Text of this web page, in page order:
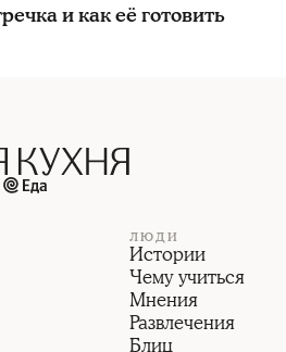
и как её готовить
ЛЮДИ
Истории
Чему учиться
Мнения
Развлечения